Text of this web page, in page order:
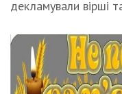
декламували вірші